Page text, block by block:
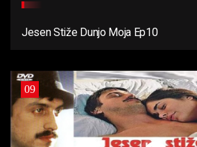
Jesen Stiže Dunjo Moja Ep10
09